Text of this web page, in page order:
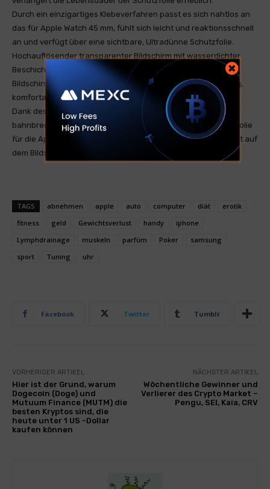
Durch ein einzigartiges Klebeverfahren passt es sich nahtlos an
das für Apple Watch 45 mm, fühlt sich leicht und reaktionsschnell
an und verfügt über eine sichtbare, Ultradünne Schutzfolie.
Hochauflösender transparenter Bildschirm mit wasserdichter
Beschichtung, in der Lage, die meisten ursprünglichen
Bildschirmfarben für Apple Watch 45 mm, klar und zuverlässig,
komfortable Anzeige wiederherzustellen.
Dank des neuen 0-Fehler-Positionierungswerkzeugs und der
bahnbrechenden Auto-Attach-Technologie lässt sich diese Folie
für die Apple Watch 45 mm in weniger als 10 Sekunden perfekt auf
dem Bildschirm befestigen. Jeder kann ein Profi sein!
TAGS abnehmen apple auto computer diät
erotik
fitness
geld Gewichtsverlust handy
iphone
Lymphdrainage
muskeln parfüm Poker
samsung
sport
Tuning uhr
Facebook Twitter Tumblr
VORHERIGER ARTIKEL
Hier ist der Grund, warum
Dogecoin (Doge) und
Mutuum Finance (MUTM) die
besten Kryptos sind, die
heute unter 1 US -Dollar
kaufen können
NÄCHSTER ARTIKEL
Wöchentliche Gewinner und
Verlierer des Crypto Market –
Pengu, SEI, Kaia, CRV